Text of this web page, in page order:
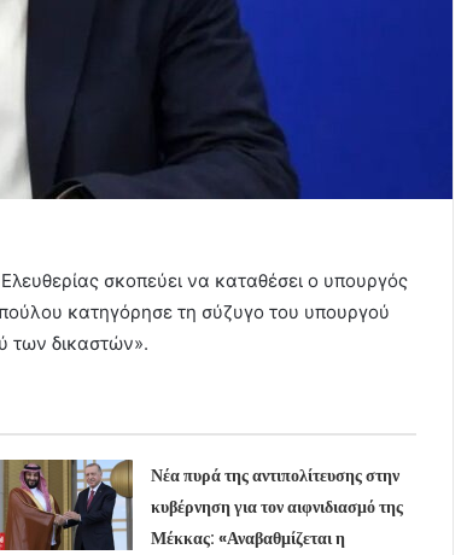
σκοπεύει να καταθέσει ο υπουργός
κατηγόρησε τη σύζυγο του υπουργού
των δικαστών».
Νέα πυρά της αντιπολίτευσης στην
κυβέρνηση για τον αιφνιδιασμό της
Μέκκας: «Αναβαθμίζεται η